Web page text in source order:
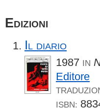
Edizioni
Il diario
1987 IN
Editore
ISBN: